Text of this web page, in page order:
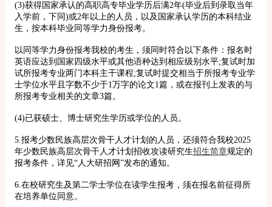
(3)获得国家承认的高职高专毕业学历后满2年(毕业后到录取当年
入学前，下同)或2年以上的人员，以及国家承认学历的本科结业
生，按本科毕业同等学力身份报考。
以同等学力身份报考我校的考生，须同时符合以下条件：报名时
英语应达到国家四级水平或其他语种达到相应级别水平;复试时加
试所报考专业两门本科主干课程;复试时提交相当于所报考专业学
士学位水平且字数不少于1万字的论文1篇，或在报刊上发表的与
所报考专业相关的文章3篇。
(4)已获硕士、博士研究生学历或学位的人员。
5.报考少数民族高层次骨干人才计划的人员，还须符合我校2025
年少数民族高层次骨干人才计划招收攻读研究生招生简章规定的
报考条件，详见“人大研招网”发布的通知。
6.在校研究生及第二学士学位在读学生报考，须在报名前征得所
在培养单位同意。